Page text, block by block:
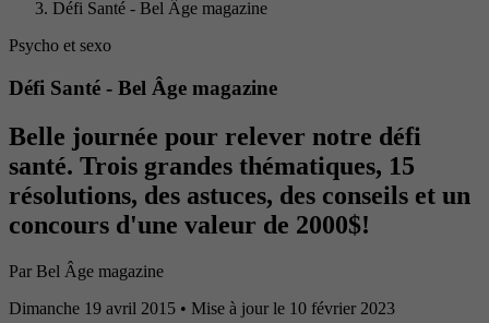
Défi Santé - Bel Âge magazine
Psycho et sexo
Défi Santé - Bel Âge magazine
Belle journée pour relever notre défi
santé. Trois grandes thématiques, 15
résolutions, des astuces, des conseils et un
concours d'une valeur de 2000$!
Par Bel Âge magazine
Dimanche 19 avril 2015 • Mise à jour le 10 février 2023